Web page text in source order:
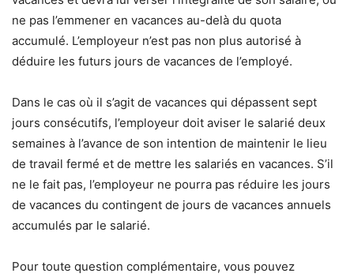
ne pas l’emmener en vacances au-delà du quota
accumulé. L’employeur n’est pas non plus autorisé à
déduire les futurs jours de vacances de l’employé.
Dans le cas où il s’agit de vacances qui dépassent sept
jours consécutifs, l’employeur doit aviser le salarié deux
semaines à l’avance de son intention de maintenir le lieu
de travail fermé et de mettre les salariés en vacances. S’il
ne le fait pas, l’employeur ne pourra pas réduire les jours
de vacances du contingent de jours de vacances annuels
accumulés par le salarié.
Pour toute question complémentaire, vous pouvez